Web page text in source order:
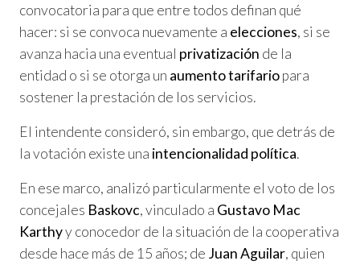
convocatoria para que entre todos definan qué
hacer: si se convoca nuevamente a elecciones, si se
avanza hacia una eventual privatización de la
entidad o si se otorga un aumento tarifariopara
sostener la prestación de los servicios.
El intendente consideró, sin embargo, que detrás de
la votación existe una intencionalidad política.
En ese marco, analizó particularmente el voto de los
concejales Baskovc, vinculado a Gustavo Mac
Karthyy conocedor de la situación de la cooperativa
desde hace más de 15 años; de Juan Aguilar, quien